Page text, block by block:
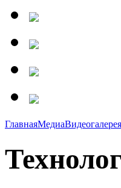
ГлавнаяМедиаВидеогалерея